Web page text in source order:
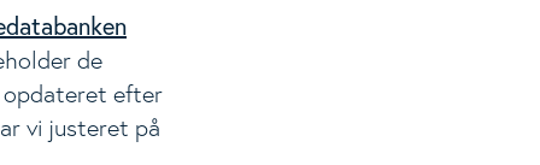
de
opdateret efter
vi justeret på